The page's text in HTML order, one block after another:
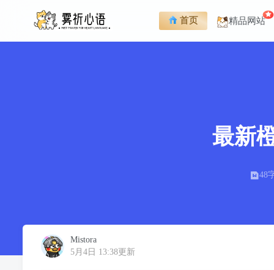
最新
48
首页 精品网站
Mistora
5月4日 13:38更新